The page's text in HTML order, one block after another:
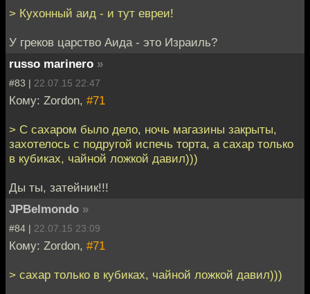
> Кухонный аид - и тут евреи!
У греков царство Аида - это Израиль?
russo marinero »
#83 | 22.07.15 22:47
Кому: Zordon, #71
> С сахаром было дело, ночь магазины закрыты,
захотелось с подругой испечь торта, а сахар только
в кубиках, чайной ложкой давил)))
Ды ты, затейник!!!
JPBelmondo »
#84 | 22.07.15 23:09
Кому: Zordon, #71
> сахар только в кубиках, чайной ложкой давил)))